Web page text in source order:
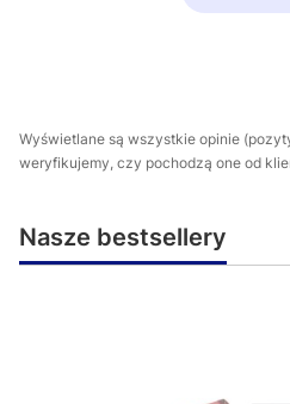
Wyświetlane są wszystkie opinie
weryfikujemy, czy pochodzą one od
Nasze bestsellery